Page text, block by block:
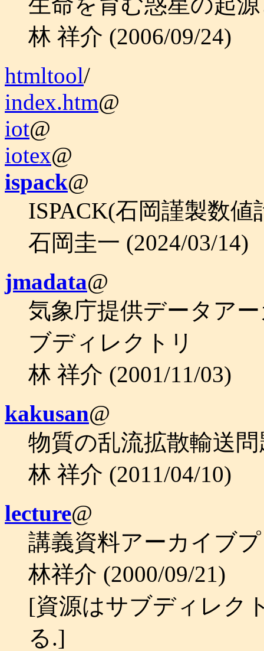
林 祥介 (2006/09/24)
htmltool/
index.htm@
iot@
iotex@
ispack@
ISPACK(石岡謹製数
石岡圭一 (2024/03/14)
jmadata@
気象庁提供データア
ブディレクトリ
林 祥介 (2001/11/03)
kakusan@
物質の乱流拡散輸送問
林 祥介 (2011/04/10)
lecture@
講義資料アーカイブ
林祥介 (2000/09/21)
[資源はサブディレク
る.]